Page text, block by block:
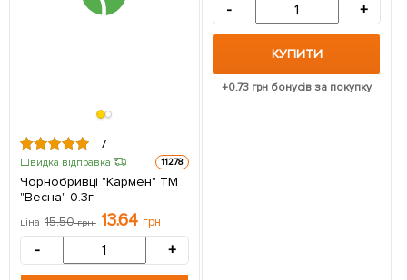
7
Швидка відправка 11278
Чорнобривці "Кармен" ТМ
"Весна" 0.3г
ціна 15.50грн 13.64 грн
- +
- +
КУПИТИ
+0.73 грн бонусів за покупку